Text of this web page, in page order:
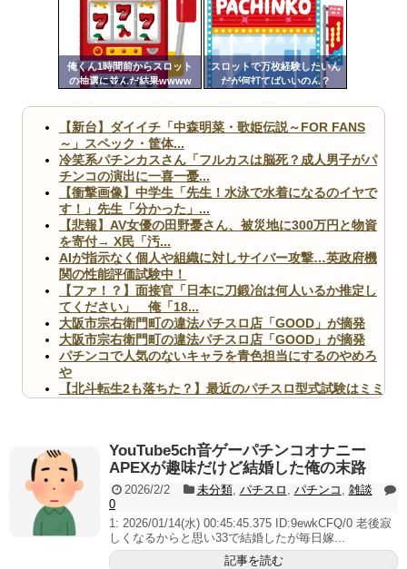
Powered by livedoor 相互RSS
俺くん1時間前からスロット
の抽選に並んだ結果wwww
スロットで万枚経験したいん
だが何打てばいいのん？
ンク
自動
更新
ツー
【新台】ダイイチ「中森明菜・歌姫伝説～FOR FANS
～」スペック・筐体...
冷笑系パチンカスさん「フルカスは脳死？成人男子がパ
チンコの演出に一喜一憂...
【衝撃画像】中学生「先生！水泳で水着になるのイヤで
す！」先生「分かった」...
【悲報】AV女優の田野憂さん、被災地に300万円と物資
を寄付→ X民「汚...
AIが指示なく個人や組織に対しサイバー攻撃…英政府機
関の性能評価試験中！
【ファ！？】面接官「日本に刀鍛冶は何人いるか推定し
てください」 俺「18...
大阪市宗右衛門町の違法パチスロ店「GOOD」が摘発
大阪市宗右衛門町の違法パチスロ店「GOOD」が摘発
パチンコで人気のないキャラを青色担当にするのやめろ
や
【北斗転生2も落ちた？】最近のパチスロ型式試験はミミ
AngelBeats!とかいうクソアニメの思い出ｗｗｗ
Powered by livedoor 相互RSS
YouTube5ch音ゲーパチンコオナニー
APEXが趣味だけど結婚した俺の末路
2026/2/2 未分類, パチスロ , パチンコ , 雑談
0
1: 2026/01/14(水) 00:45:45.375 ID:9ewkCFQ/0 老後寂
しくなるからと思い33で結婚したが毎日嫁...
記事を読む